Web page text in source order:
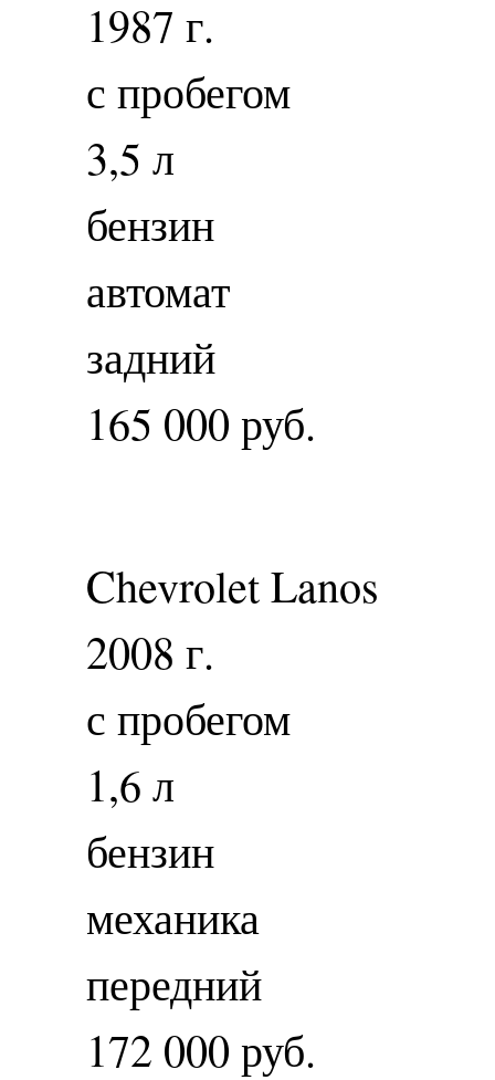
1987 г.
с пробегом
3,5 л
бензин
автомат
задний
165 000 руб.
Chevrolet Lanos
2008 г.
с пробегом
1,6 л
бензин
механика
передний
172 000 руб.